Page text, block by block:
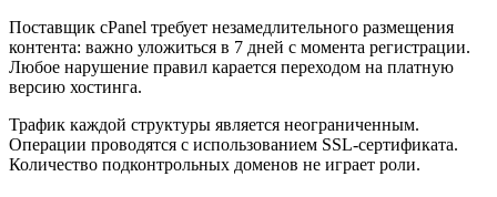
Поставщик cPanel требует незамедлительного размещения
контента: важно уложиться в 7 дней с момента регистрации.
Любое нарушение правил карается переходом на платную
версию хостинга.
Трафик каждой структуры является неограниченным.
Операции проводятся с использованием SSL-сертификата.
Количество подконтрольных доменов не играет роли.